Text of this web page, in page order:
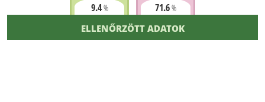
9.4% 71.6%
ELLENŐRZÖTT ADATOK